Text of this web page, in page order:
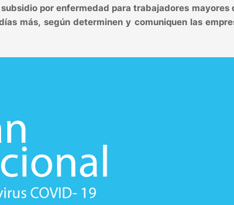
por enfermedad para trabajadores mayores
más, según determinen y comuniquen las